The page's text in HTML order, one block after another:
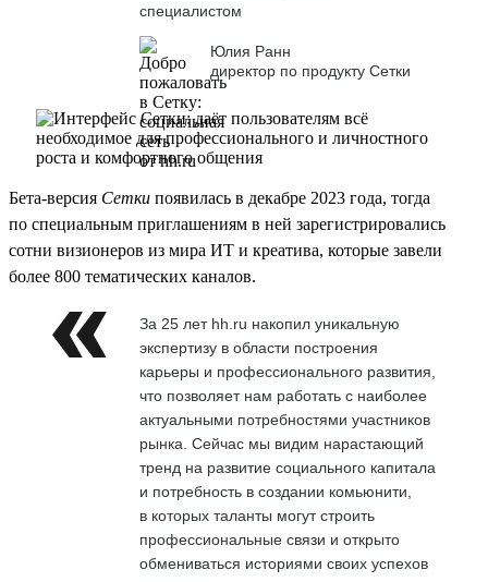
специалистом
Юлия Ранн
директор по продукту Сетки
Бета-версия Сетки появилась в декабре 2023 года, тогда
по специальным приглашениям в ней зарегистрировались
сотни визионеров из мира ИТ и креатива, которые завели
более 800 тематических каналов.
За 25 лет hh.ru накопил уникальную
экспертизу в области построения
карьеры и профессионального развития,
что позволяет нам работать с наиболее
актуальными потребностями участников
рынка. Сейчас мы видим нарастающий
тренд на развитие социального капитала
и потребность в создании комьюнити,
в которых таланты могут строить
профессиональные связи и открыто
обмениваться историями своих успехов